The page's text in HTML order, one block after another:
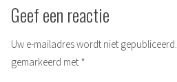
Geef een reactie
Uw e-mailadres wordt niet gepubliceerd.
gemarkeerd met *